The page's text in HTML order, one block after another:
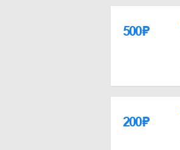
500₽
200₽